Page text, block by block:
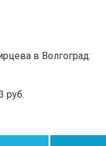
в Волгоград:
руб.